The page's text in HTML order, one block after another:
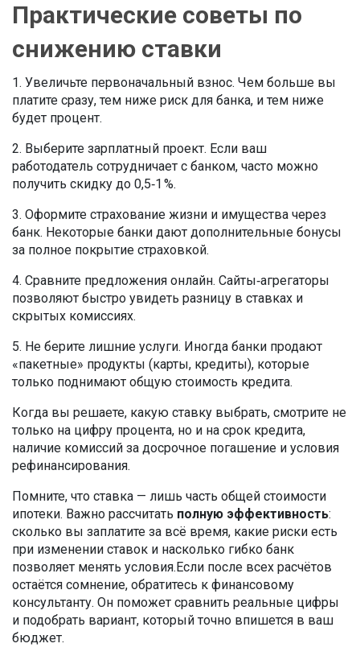
Практические советы по
снижению ставки
1. Увеличьте первоначальный взнос. Чем больше вы
платите сразу, тем ниже риск для банка, и тем ниже
будет процент.
2. Выберите зарплатный проект. Если ваш
работодатель сотрудничает с банком, часто можно
получить скидку до 0,5‑1 %.
3. Оформите страхование жизни и имущества через
банк. Некоторые банки дают дополнительные бонусы
за полное покрытие страховкой.
4. Сравните предложения онлайн. Сайты‑агрегаторы
позволяют быстро увидеть разницу в ставках и
скрытых комиссиях.
5. Не берите лишние услуги. Иногда банки продают
«пакетные» продукты (карты, кредиты), которые
только поднимают общую стоимость кредита.
Когда вы решаете, какую ставку выбрать, смотрите не
только на цифру процента, но и на срок кредита,
наличие комиссий за досрочное погашение и условия
рефинансирования.
Помните, что ставка — лишь часть общей стоимости
ипотеки. Важно рассчитать полную эффективность:
сколько вы заплатите за всё время, какие риски есть
при изменении ставок и насколько гибко банк
позволяет менять условия.Если после всех расчётов
остаётся сомнение, обратитесь к финансовому
консультанту. Он поможет сравнить реальные цифры
и подобрать вариант, который точно впишется в ваш
бюджет.